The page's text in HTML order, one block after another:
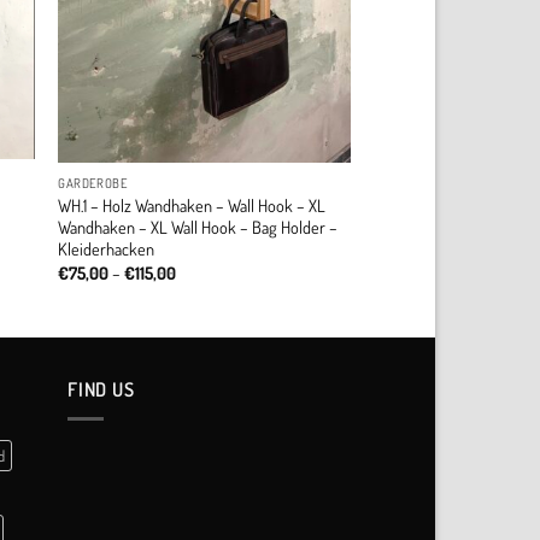
GARDEROBE
WH.1 – Holz Wandhaken – Wall Hook – XL
Wandhaken – XL Wall Hook – Bag Holder –
Kleiderhacken
€75,00– €115,00Price
€115,00
FIND US